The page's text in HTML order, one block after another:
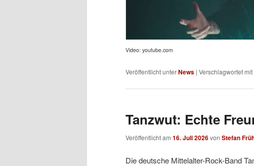
Video: youtube.com
Veröffentlicht unterNews | Verschlagwortet mit
Tanzwut: Echte
Veröffentlicht am 16. Juli 2026von Stefan
Die deutsche Mittelalter-Rock-Band